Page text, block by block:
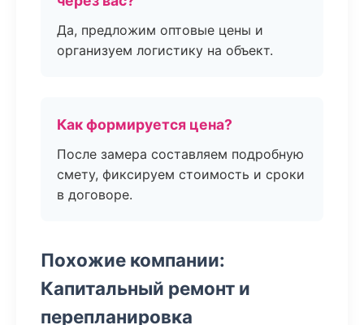
Да, предложим оптовые цены и
организуем логистику на объект.
Как формируется цена?
После замера составляем подробную
смету, фиксируем стоимость и сроки
в договоре.
Похожие компании:
Капитальный ремонт и
перепланировка